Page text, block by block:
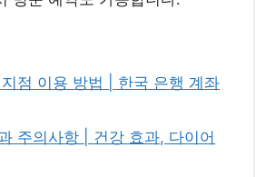
점 이용 방법 | 한국 은행 계좌
주의사항 | 건강 효과, 다이어